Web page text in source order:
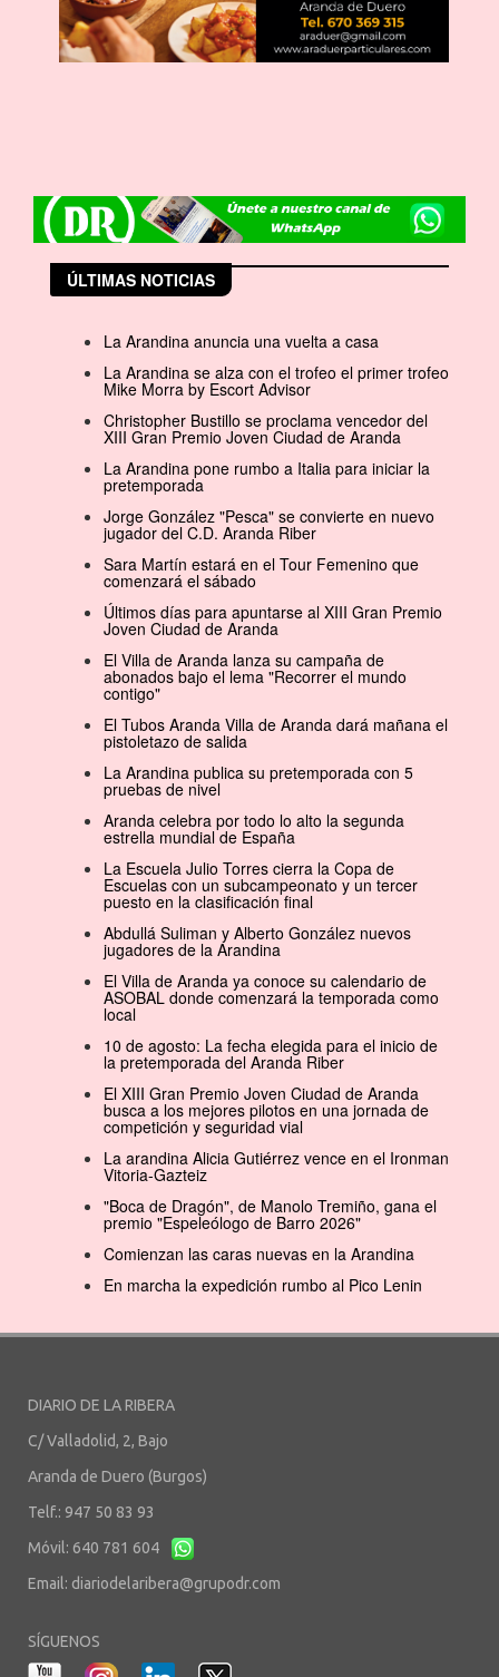
ÚLTIMAS NOTICIAS
La Arandina anuncia una vuelta a casa
La Arandina se alza con el trofeo el primer trofeo
Mike Morra by Escort Advisor
Christopher Bustillo se proclama vencedor del
XIII Gran Premio Joven Ciudad de Aranda
La Arandina pone rumbo a Italia para iniciar la
pretemporada
Jorge González "Pesca" se convierte en nuevo
jugador del C.D. Aranda Riber
Sara Martín estará en el Tour Femenino que
comenzará el sábado
Últimos días para apuntarse al XIII Gran Premio
Joven Ciudad de Aranda
El Villa de Aranda lanza su campaña de
abonados bajo el lema "Recorrer el mundo
contigo"
El Tubos Aranda Villa de Aranda dará mañana el
pistoletazo de salida
La Arandina publica su pretemporada con 5
pruebas de nivel
Aranda celebra por todo lo alto la segunda
estrella mundial de España
La Escuela Julio Torres cierra la Copa de
Escuelas con un subcampeonato y un tercer
puesto en la clasificación final
Abdullá Suliman y Alberto González nuevos
jugadores de la Arandina
El Villa de Aranda ya conoce su calendario de
ASOBAL donde comenzará la temporada como
local
10 de agosto: La fecha elegida para el inicio de
la pretemporada del Aranda Riber
El XIII Gran Premio Joven Ciudad de Aranda
busca a los mejores pilotos en una jornada de
competición y seguridad vial
La arandina Alicia Gutiérrez vence en el Ironman
Vitoria-Gazteiz
"Boca de Dragón", de Manolo Tremiño, gana el
premio "Espeleólogo de Barro 2026"
Comienzan las caras nuevas en la Arandina
En marcha la expedición rumbo al Pico Lenin
DIARIO DE LA RIBERA
C/ Valladolid, 2, Bajo
Aranda de Duero (Burgos)
Telf.: 947 50 83 93
Móvil: 640 781 604
Email: diariodelaribera@grupodr.com
SÍGUENOS